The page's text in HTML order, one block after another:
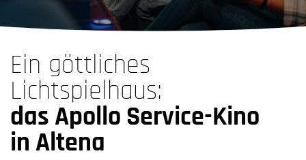
Ein göttliches
Lichtspielhaus:
das Apollo Service-Kino
in Altena